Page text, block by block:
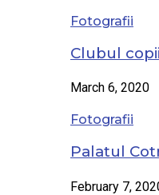
Fotografii
Clubul
March 6, 2020
Fotografii
Palatul
February 7,